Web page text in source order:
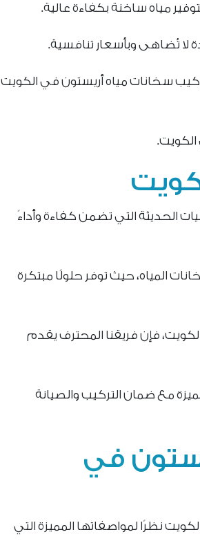
مياه ساخنة بكفاءة عالية.
تُضاهى وبأسعار تنافسية.
أفضل خدمة تركيب سخانات مياه أريستون في الكويت
الحديثة التي تضمن كفاءة وأداءً
المياه، حيث توفر حلولًا مبتكرة
فإن فريقنا المحترف يقدم
للحصول على خدمة مميزة مع ضمان التركيب والصيانة
في
نظرًا لمواصفاتها المميزة التي